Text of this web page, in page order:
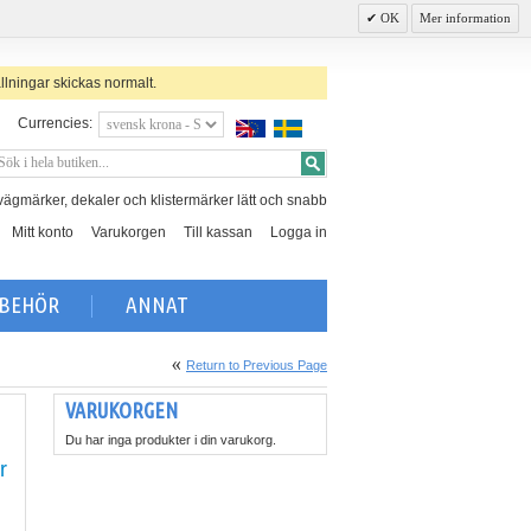
OK Mer information
skickas normalt.
Currencies:
dekaler och klistermärker lätt och snabb
Mitt konto
Varukorgen Till kassan Logga in
ANNAT
Return to Previous Page
VARUKORGEN
Du har inga produkter i din varukorg.